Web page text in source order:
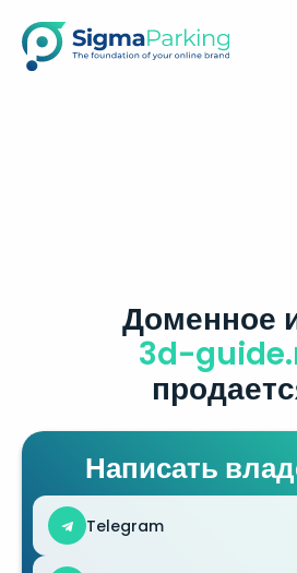
Доменное
3d-
Написать
Telegram